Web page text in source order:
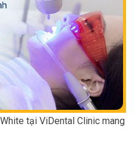
tại ViDental Clinic mang